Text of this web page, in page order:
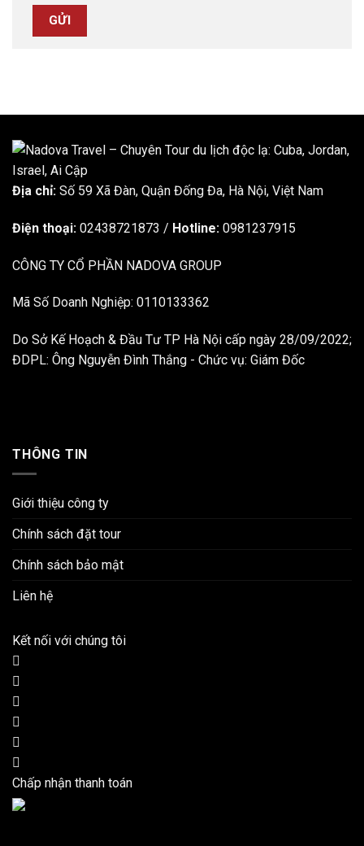
Địa chỉ: Số 59 Xã Đàn, Quận Đống Đa, ​​Hà Nội, Việt Nam
Điện thoại: 02438721873 / Hotline: 0981237915
CÔNG TY CỔ PHẦN NADOVA GROUP
Mã Số Doanh Nghiệp: 0110133362
Do Sở Kế Hoạch & Đầu Tư TP Hà Nội cấp ngày 28/09/2022;
ĐDPL: Ông Nguyễn Đình Thắng - Chức vụ: Giám Đốc
THÔNG TIN
Giới thiệu công ty
Chính sách đặt tour
Chính sách bảo mật
Liên hệ
Kết nối với chúng tôi
Chấp nhận thanh toán